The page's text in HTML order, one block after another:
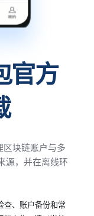
官方
块链账户与多
源，并在离线环
、账户备份和常